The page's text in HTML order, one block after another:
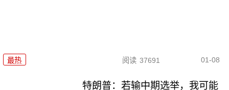
最热 阅读 37691 01-08
特朗普：若输中期选举，我可能